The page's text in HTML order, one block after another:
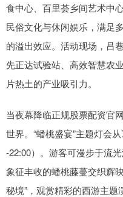
食中心、百里荟乡间艺术中
民俗文化与休闲娱乐，满足
的溢出效应。活动现场，吕
先正达试验站、高效智慧农
片热土的产业吸引力。
当夜幕降临正规股票配资官
世界。“蟠桃盛宴”主题灯会
-22:00）。游客可漫步于流
象征丰收的蟠桃藤蔓交织辉
秘境”，观赏精彩的西游主